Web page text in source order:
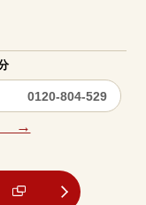
0120-804-529
→